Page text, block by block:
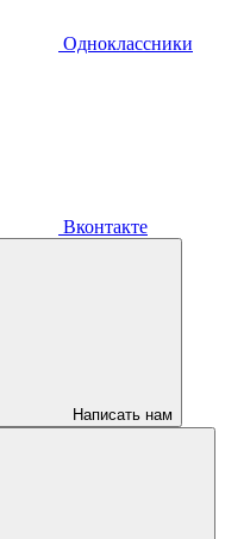
Одноклассники
Вконтакте
Написать нам